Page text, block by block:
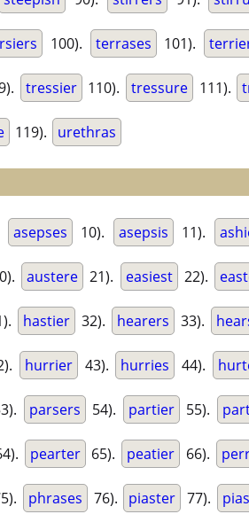
100). terrases 101).
tressier 110). tressure 111).
119). urethras
asepses 10). asepsis 11).
austere 21). easiest 22).
hastier 32). hearers 33).
hurrier 43). hurries 44).
parsers 54). partier 55).
pearter 65). peatier 66).
phrases 76). piaster 77).